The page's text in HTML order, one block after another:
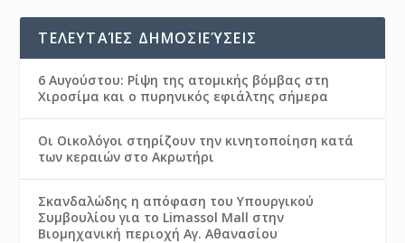
ΤΕΛΕΥΤΑΊΕΣ ΔΗΜΟΣΙΕΎΣΕΙΣ
6 Αυγούστου: Ρίψη της ατομικής βόμβας στη
Χιροσίμα και ο πυρηνικός εφιάλτης σήμερα
Οι Οικολόγοι στηρίζουν την κινητοποίηση κατά
των κεραιών στο Ακρωτήρι
Σκανδαλώδης η απόφαση του Υπουργικού
Συμβουλίου για το Limassol Mall στην
Βιομηχανική περιοχή Αγ. Αθανασίου